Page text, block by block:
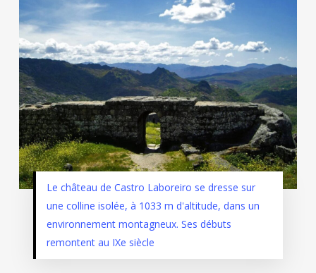
Le château de Castro Laboreiro se dresse sur
une colline isolée, à 1033 m d'altitude, dans un
environnement montagneux. Ses débuts
remontent au IXe siècle